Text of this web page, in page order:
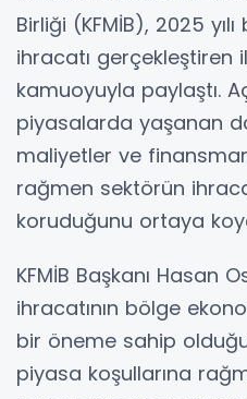
Birliği (KFMİB), 2025
ihracatı gerçekleştiren
kamuoyuyla paylaştı.
piyasalarda yaşanan
maliyetler ve
rağmen sektörün
koruduğunu ortaya
KFMİB Başkanı Hasan
ihracatının bölge
bir öneme sahip
piyasa koşullarına